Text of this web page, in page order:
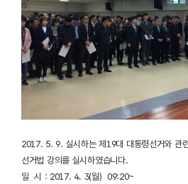
2017. 5. 9. 실시하는 제19대 대통령선거와 관
선거법 강의를 실시하였습니다.
일 시 : 2017. 4. 3(월) 09:20~